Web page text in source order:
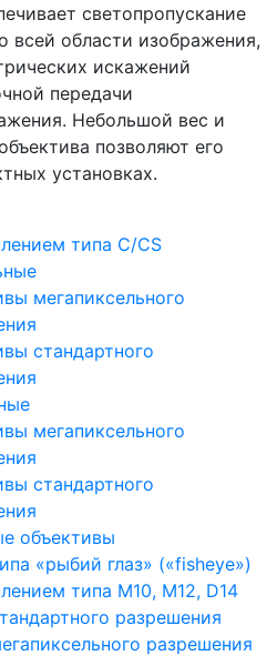
светопропускание
всей области изображения,
искажений
передачи
Небольшой вес и
позволяют его
установках.
типа C/CS
мегапиксельного
стандартного
мегапиксельного
стандартного
объективы
«рыбий глаз» («fisheye»)
типа M10, M12, D14
разрешения
разрешения